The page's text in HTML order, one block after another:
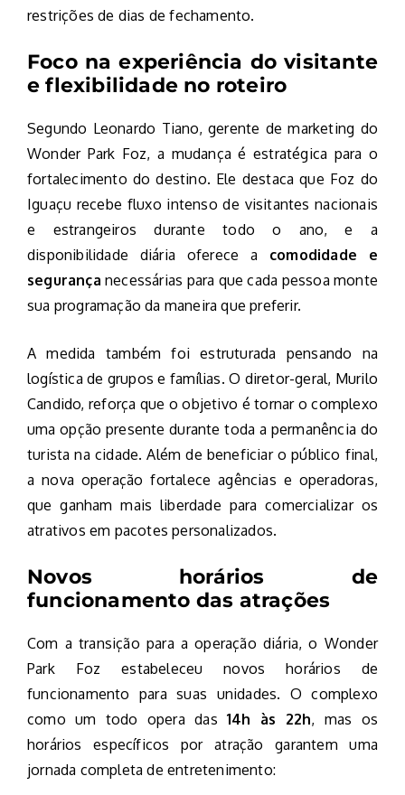
restrições de dias de fechamento.
Foco na experiência do visitante
e flexibilidade no roteiro
Segundo Leonardo Tiano, gerente de marketing do
Wonder Park Foz, a mudança é estratégica para o
fortalecimento do destino. Ele destaca que Foz do
Iguaçu recebe fluxo intenso de visitantes nacionais
e estrangeiros durante todo o ano, e a
disponibilidade diária oferece a comodidade e
segurança necessárias para que cada pessoa monte
sua programação da maneira que preferir.
A medida também foi estruturada pensando na
logística de grupos e famílias. O diretor-geral, Murilo
Candido, reforça que o objetivo é tornar o complexo
uma opção presente durante toda a permanência do
turista na cidade. Além de beneficiar o público final,
a nova operação fortalece agências e operadoras,
que ganham mais liberdade para comercializar os
atrativos em pacotes personalizados.
Novos horários de
funcionamento das atrações
Com a transição para a operação diária, o Wonder
Park Foz estabeleceu novos horários de
funcionamento para suas unidades. O complexo
como um todo opera das14h às 22h, mas os
horários específicos por atração garantem uma
jornada completa de entretenimento: